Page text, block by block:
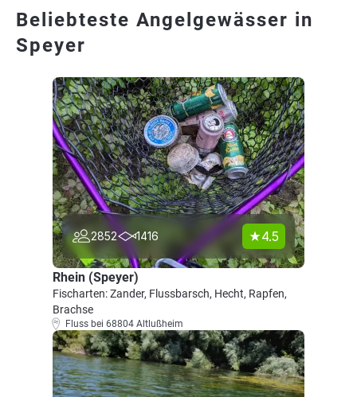
Beliebteste Angelgewässer in
Speyer
2852 1416 4.5
Rhein (Speyer)
Fischarten: Zander, Flussbarsch, Hecht, Rapfen,
Brachse
Fluss bei 68804 Altlußheim